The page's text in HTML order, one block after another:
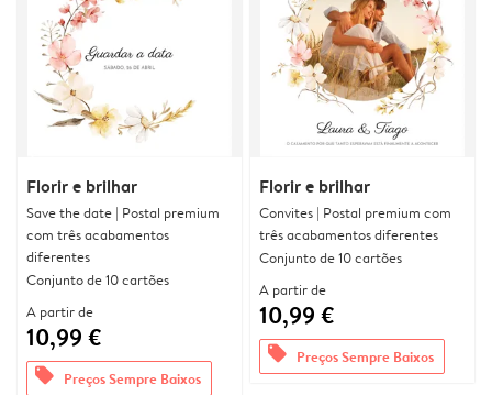
Florir e brilhar
Save the date | Postal premium
com três acabamentos
diferentes
Conjunto de 10 cartões
A partir de
10,99 €
offers Preços Sempre Baixos
Florir e brilhar
Convites | Postal premium com
três acabamentos diferentes
Conjunto de 10 cartões
A partir de
10,99 €
offers Preços Sempre Baixos